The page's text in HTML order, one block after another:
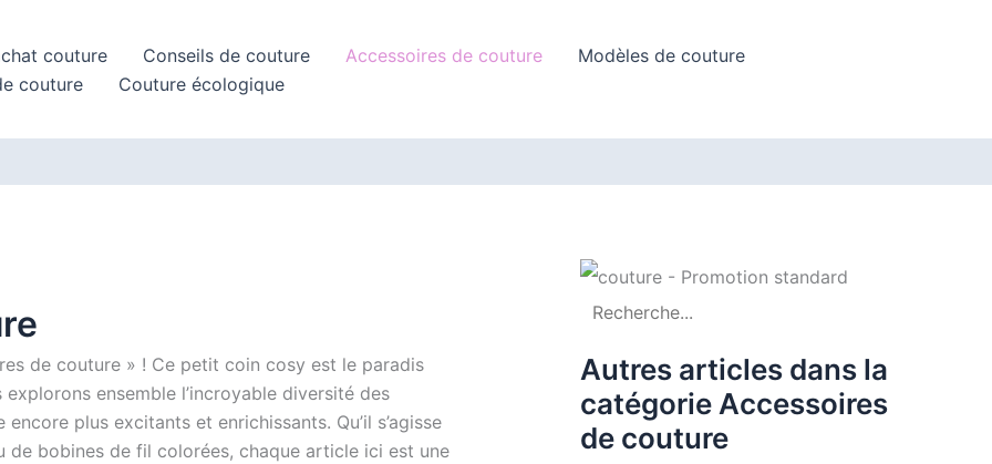
couture Conseils de couture Accessoires de couture
Modèles de couture
couture
Couture écologique
de couture » ! Ce petit coin cosy est le paradis
ensemble l’incroyable diversité des
plus excitants et enrichissants. Qu’il s’agisse
de bobines de fil colorées, chaque article ici est une
Autres articles dans la
catégorie Accessoires
de couture